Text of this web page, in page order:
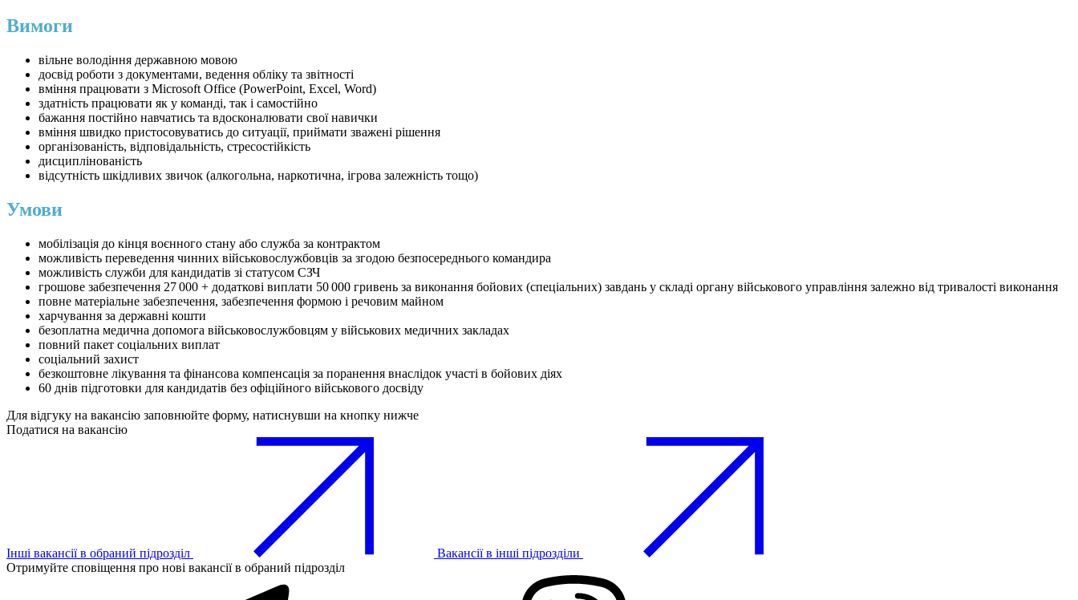
Вимоги
вільне володіння державною мовою
досвід роботи з документами, ведення обліку та звітності
вміння працювати з Microsoft Office (PowerPoint, Excel, Word)
здатність працювати як у команді, так і самостійно
бажання постійно навчатись та вдосконалювати свої навички
вміння швидко пристосовуватись до ситуації, приймати зважені рішення
організованість, відповідальність, стресостійкість
дисциплінованість
відсутність шкідливих звичок (алкогольна, наркотична, ігрова залежність тощо)
Умови
мобілізація до кінця воєнного стану або служба за контрактом
можливість переведення чинних військовослужбовців за згодою безпосереднього командира
можливість служби для кандидатів зі статусом СЗЧ
грошове забезпечення 27 000 + додаткові виплати 50 000 гривень за виконання бойових (спеціальних) завдань у складі органу військового управління залежно від тривалості виконання
повне матеріальне забезпечення, забезпечення формою і речовим майном
харчування за державні кошти
безоплатна медична допомога військовослужбовцям у військових медичних закладах
повний пакет соціальних виплат
соціальний захист
безкоштовне лікування та фінансова компенсація за поранення внаслідок участі в бойових діях
60 днів підготовки для кандидатів без офіційного військового досвіду
Для відгуку на вакансію заповнюйте форму, натиснувши на кнопку нижче
Податися на вакансію
Інші вакансії в обраний підрозділ
Вакансії в інші підрозділи
Отримуйте сповіщення про нові вакансії в обраний підрозділ